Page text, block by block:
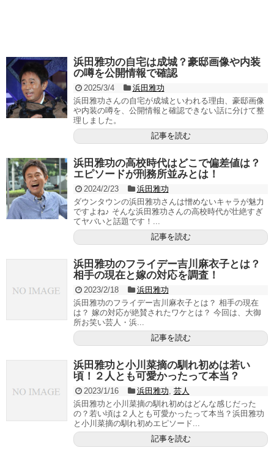
浜田雅功の自宅は成城？豪邸画像や内装
の噂を公開情報で確認
2025/3/4
浜田雅功
浜田雅功さんの自宅が成城といわれる理由、豪邸画像
や内装の噂を、公開情報と確認できない話に分けて整
理しました。
記事を読む
浜田雅功の高校時代はどこで偏差値は？
エピソードが刑務所並みとは！
2024/2/23
浜田雅功
ダウンタウンの浜田雅功さんは憎めないキャラが魅力
ですよね♪ そんな浜田雅功さんの高校時代が壮絶すぎ
てヤバいと話題です！...
記事を読む
浜田雅功のフライデー吉川麻衣子とは？
相手の現在と嫁の対応を調査！
2023/2/18
浜田雅功
浜田雅功のフライデー吉川麻衣子とは？ 相手の現在
は？ 嫁の対応が絶賛されたワケとは？ 今回は、大御
所お笑い芸人・浜...
記事を読む
浜田雅功と小川菜摘の馴れ初めは若い
頃！２人とも可愛かったって本当？
2023/1/16 浜田雅功 芸人
浜田雅功と小川菜摘の馴れ初めはどんな感じだった
の？若い頃は２人とも可愛かったって本当？浜田雅功
と小川菜摘の馴れ初めエピソード...
記事を読む